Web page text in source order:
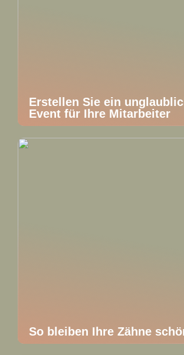
Erstellen Sie ein
Event für Ihre Mitarbeiter
So bleiben Ihre Zähne